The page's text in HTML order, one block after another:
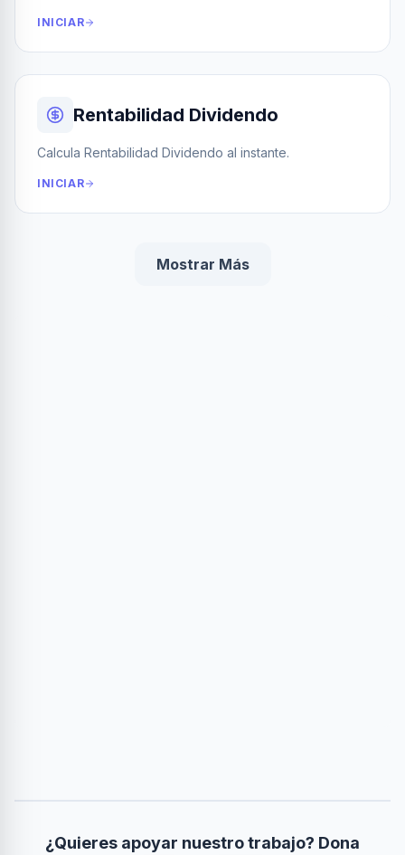
INICIAR
Rentabilidad Dividendo
Calcula Rentabilidad Dividendo al instante.
INICIAR
Mostrar Más
¿Quieres apoyar nuestro trabajo? Dona